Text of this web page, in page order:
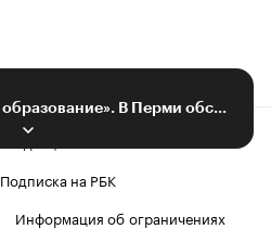
Редакция
Подписка на РБК
Информация об ограничениях